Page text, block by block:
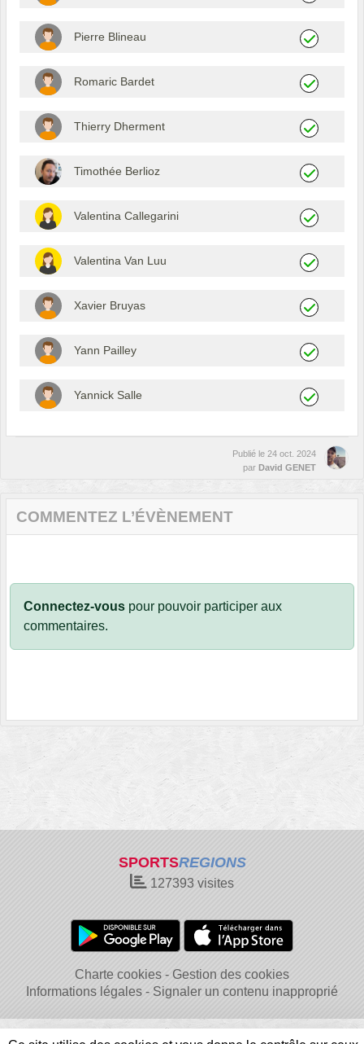
Pierre Blineau
Romaric Bardet
Thierry Dherment
Timothée Berlioz
Valentina Callegarini
Valentina Van Luu
Xavier Bruyas
Yann Pailley
Yannick Salle
Publié le 24 oct. 2024
par David GENET
COMMENTEZ L’ÉVÈNEMENT
Connectez-vous pour pouvoir participer aux
commentaires.
SPORTSREGIONS
127393 visites
Charte cookies
Gestion des cookies
Informations légales
Signaler un contenu inapproprié